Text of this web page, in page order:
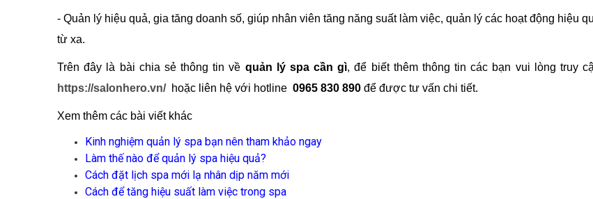
- Quản lý hiệu quả, gia tăng doanh số, giúp nhân viên tăng năng suất làm việc, quản lý các hoạt động hiệu
từ xa.
Trên đây là bài chia sẻ thông tin về quản lý spa cần gì, để biết thêm thông tin các bạn vui lòng truy
https://salonhero.vn/hoặc liên hệ với hotline 0965 830 890 để được tư vấn chi tiết.
Xem thêm các bài viết khác
Kinh nghiệm quản lý spa bạn nên tham khảo ngay
Làm thế nào để quản lý spa hiệu quả?
Cách đặt lịch spa mới lạ nhân dịp năm mới
Cách để tăng hiệu suất làm việc trong spa